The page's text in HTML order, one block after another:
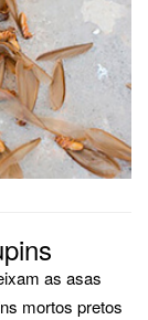
as asas
mortos pretos